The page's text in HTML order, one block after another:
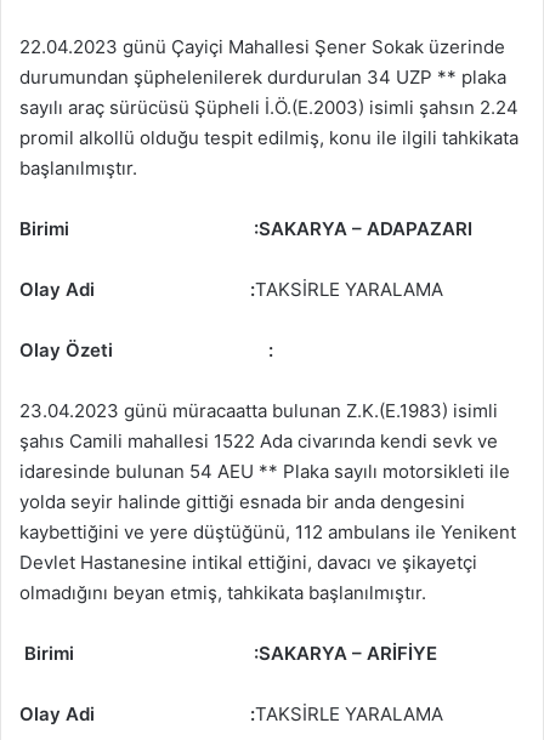
22.04.2023 günü Çayiçi Mahallesi Şener Sokak üzerinde
durumundan şüphelenilerek durdurulan 34 UZP ** plaka
sayılı araç sürücüsü Şüpheli İ.Ö.(E.2003) isimli şahsın 2.24
promil alkollü olduğu tespit edilmiş, konu ile ilgili tahkikata
başlanılmıştır.
Birimi :SAKARYA – ADAPAZARI
Olay Adi :TAKSİRLE YARALAMA
Olay Özeti :
23.04.2023 günü müracaatta bulunan Z.K.(E.1983) isimli
şahıs Camili mahallesi 1522 Ada civarında kendi sevk ve
idaresinde bulunan 54 AEU ** Plaka sayılı motorsikleti ile
yolda seyir halinde gittiği esnada bir anda dengesini
kaybettiğini ve yere düştüğünü, 112 ambulans ile Yenikent
Devlet Hastanesine intikal ettiğini, davacı ve şikayetçi
olmadığını beyan etmiş, tahkikata başlanılmıştır.
Birimi :SAKARYA – ARİFİYE
Olay Adi :TAKSİRLE YARALAMA